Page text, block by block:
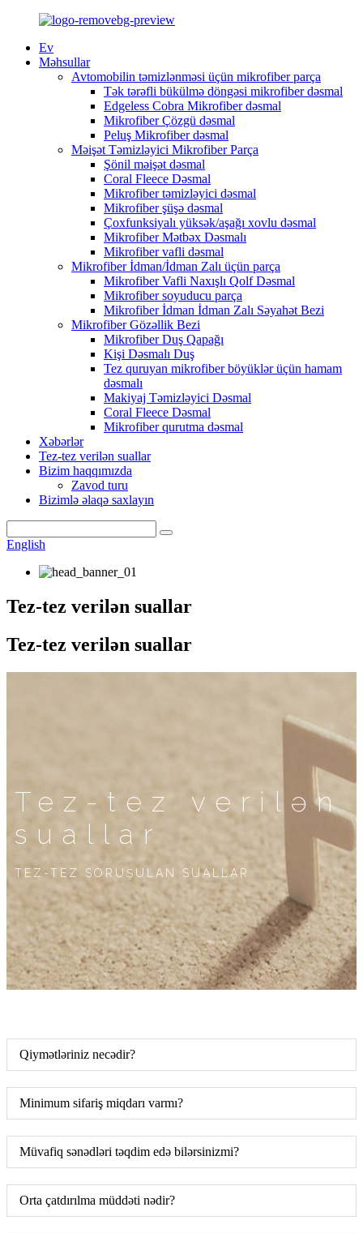
Ev
Məhsullar
Avtomobilin təmizlənməsi üçün mikrofiber parça
Tək tərəfli bükülmə döngəsi mikrofiber dəsmal
Edgeless Cobra Mikrofiber dəsmal
Mikrofiber Çözgü dəsmal
Peluş Mikrofiber dəsmal
Məişət Təmizləyici Mikrofiber Parça
Şönil məişət dəsmal
Coral Fleece Dəsmal
Mikrofiber təmizləyici dəsmal
Mikrofiber şüşə dəsmal
Çoxfunksiyalı yüksək/aşağı xovlu dəsmal
Mikrofiber Mətbəx Dəsmalı
Mikrofiber vafli dəsmal
Mikrofiber İdman/İdman Zalı üçün parça
Mikrofiber Vafli Naxışlı Qolf Dəsmal
Mikrofiber soyuducu parça
Mikrofiber İdman İdman Zalı Səyahət Bezi
Mikrofiber Gözəllik Bezi
Mikrofiber Duş Qapağı
Kişi Dəsmalı Duş
Tez quruyan mikrofiber böyüklər üçün hamam
dəsmalı
Makiyaj Təmizləyici Dəsmal
Coral Fleece Dəsmal
Mikrofiber qurutma dəsmal
Xəbərlər
Tez-tez verilən suallar
Bizim haqqımızda
Zavod turu
Bizimlə əlaqə saxlayın
English
Tez-tez verilən suallar
Tez-tez verilən suallar
Tez-tez verilən
suallar
TEZ-TEZ SORUŞULAN SUALLAR
Qiymətləriniz necədir?
Minimum sifariş miqdarı varmı?
Müvafiq sənədləri təqdim edə bilərsinizmi?
Orta çatdırılma müddəti nədir?